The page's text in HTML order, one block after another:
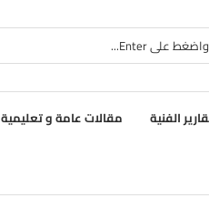
الفنية مقالات عامة و تعليمية